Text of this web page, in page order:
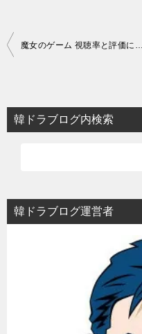
投
ビ
ゲ
ョ
ン
韓ドラブログ内検索
韓ドラブログ運営者